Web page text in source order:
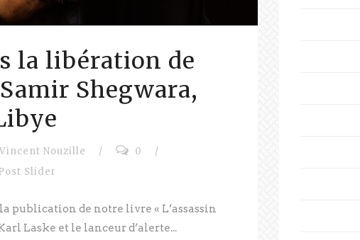
la libération de
Shegwara,
Vincent Nouzille / 0
/
Slider
publication de notre livre « L’assassin
Laske et le lanceur d’alerte...